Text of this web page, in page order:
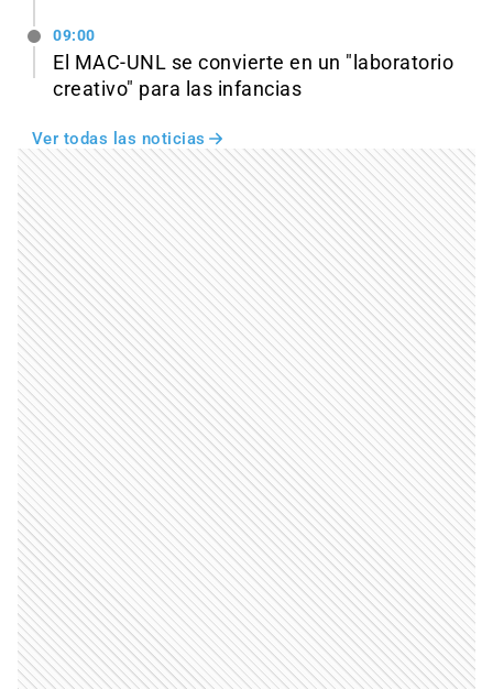
09:00
El MAC-UNL se convierte en un "laboratorio
creativo" para las infancias
Ver todas las noticias